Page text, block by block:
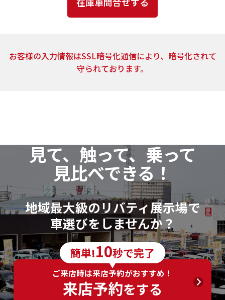
とはありません。
上記2.の利用目的の達成に必要な範囲内において、ご
提供頂いた個人情報の取扱いを委託する場合がありま
す。当社は、個人情報の取扱いを委託する場合、業務委
当社は、当該資料請求により取得した開示対象個人
情報の利用目的の通知・開示・訂正または削除・利用
の停止（以下「開示等」といいます。）に応じます。
開示等に関するお問い合わせ：各店舗営業窓口もし
くは、以下個人情報相談窓口
6．個人情報の取得に応じることの任意性
ご入力は任意ですが、ご入力いただけない項目やご
入力いただいた個人情報に漏れや誤りがあった場合、
資料請求およびお問合せに対する回答が出来ない場合
がございます。
お客様の入力情報はSSL暗号化通信により、暗号化されて
守られております。
見て、触って、乗って
見比べできる！
地域最大級のリバティ展示場で
車選びをしませんか？
簡単!10秒で完了
ご来店時は来店予約がおすすめ！
来店予約をする